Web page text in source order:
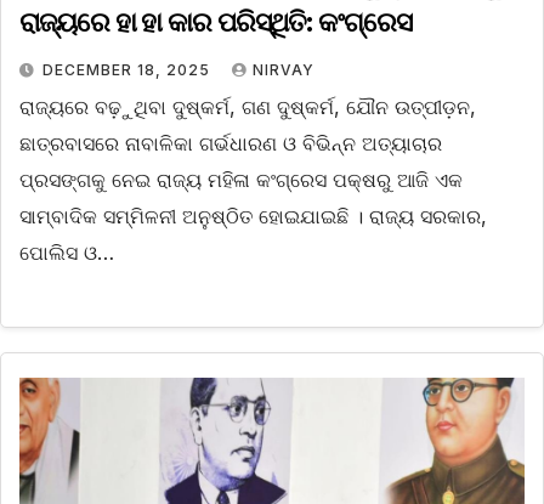
ରାଜ୍ୟରେ ହା ହା କାର ପରିସ୍ଥିତି: କଂଗ୍ରେସ
DECEMBER 18, 2025 NIRVAY
ରାଜ୍ୟରେ ବଢ଼ୁଥିବା ଦୁଷ୍କର୍ମ, ଗଣ ଦୁଷ୍କର୍ମ, ଯୌନ ଉତ୍ପୀଡ଼ନ,
ଛାତ୍ରବାସରେ ନାବାଳିକା ଗର୍ଭଧାରଣ ଓ ବିଭିନ୍ନ ଅତ୍ୟାଚାର
ପ୍ରସଙ୍ଗକୁ ନେଇ ରାଜ୍ୟ ମହିଳା କଂଗ୍ରେସ ପକ୍ଷରୁ ଆଜି ଏକ
ସାମ୍ବାଦିକ ସମ୍ମିଳନୀ ଅନୁଷ୍ଠିତ ହୋଇଯାଇଛି । ରାଜ୍ୟ ସରକାର,
ପୋଲିସ ଓ…